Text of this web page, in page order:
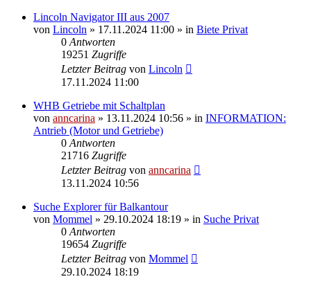
Lincoln Navigator III aus 2007
von Lincoln » 17.11.2024 11:00 » in Biete Privat
0 Antworten
19251 Zugriffe
Letzter Beitrag von Lincoln
17.11.2024 11:00
WHB Getriebe mit Schaltplan
von anncarina » 13.11.2024 10:56 » in INFORMATION:
Antrieb (Motor und Getriebe)
0 Antworten
21716 Zugriffe
Letzter Beitrag von anncarina
13.11.2024 10:56
Suche Explorer für Balkantour
von Mommel » 29.10.2024 18:19 » in Suche Privat
0 Antworten
19654 Zugriffe
Letzter Beitrag von Mommel
29.10.2024 18:19